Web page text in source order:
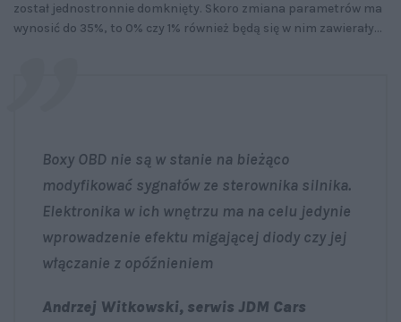
został jednostronnie domknięty. Skoro zmiana parametrów ma
wynosić do 35%, to 0% czy 1% również będą się w nim zawierały...
Boxy OBD nie są w stanie na bieżąco
modyfikować sygnałów ze sterownika silnika.
Elektronika w ich wnętrzu ma na celu jedynie
wprowadzenie efektu migającej diody czy jej
włączanie z opóźnieniem
Andrzej Witkowski, serwis JDM Cars